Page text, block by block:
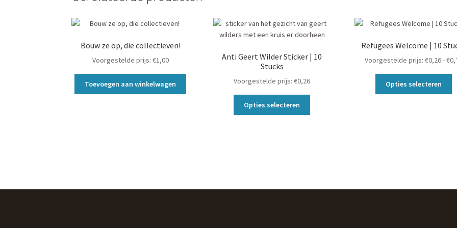
Bouw ze op, die collectieven!
Voorgestelde prijs: €1,00
Toevoegen aan winkelwagen
Anti Geert Wilder Sticker | 10
Stucks
Voorgestelde prijs:€0,26
Opties selecteren
gekozen
Refugees Welcome | 10
Voorgestelde prijs: €0,26-€
Opties selecteren